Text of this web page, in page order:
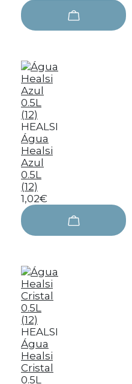
HEALSI
Água
Healsi
Azul
0.5L
(12)
1,02€
HEALSI
Água
Healsi
Cristal
0.5L